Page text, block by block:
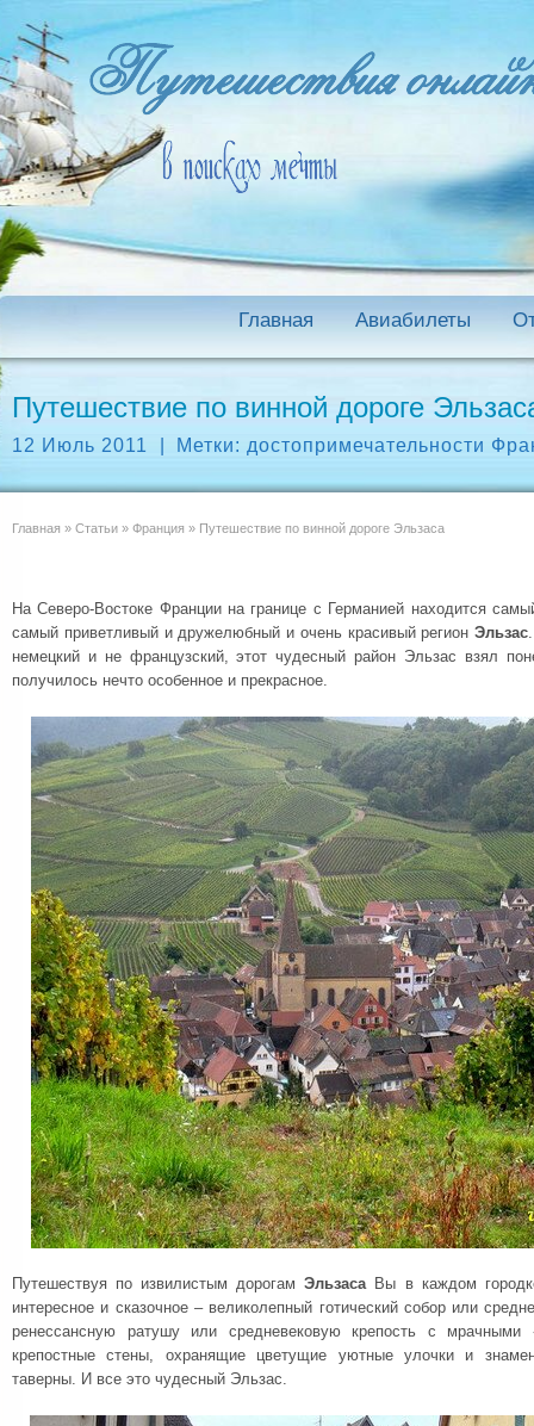
Главная Авиабилеты
Путешествие по винной дороге
12 Июль 2011 Метки: достопримечательности
Главная » Статьи » Франция » Путешествие по винной дороге Эльзаса
На Северо-Востоке Франции на границе с Германией находится
самый приветливый и дружелюбный и очень красивый регионЭльзас
немецкий и не французский, этот чудесный район Эльзас взял
получилось нечто особенное и прекрасное.
Путешествуя по извилистым дорогамЭльзасаВы в каждом
интересное и сказочное – великолепный готический собор или
ренессансную ратушу или средневековую крепость с мрачными
крепостные стены, охранящие цветущие уютные улочки и
таверны. И все это чудесный Эльзас.